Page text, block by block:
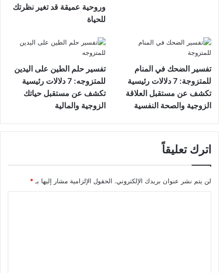
وروحية عميقة قد تغير نظرتك
للحياة
تفسير الضحك في المنام
للمتزوجة: 7 دلالات رئيسية
تكشف عن مستقبل العلاقة
الزوجية والصحة النفسية
تفسير حلم الطين على اليدين
للمتزوجه: 7 دلالات رئيسية
تكشف عن مستقبل حياتك
الزوجية والمالية
اترك تعليقاً
لن يتم نشر عنوان بريدك الإلكتروني. الحقول الإلزامية مشار إليها بـ *